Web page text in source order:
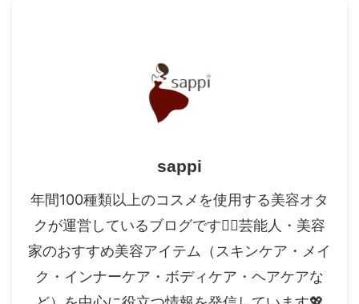
sappi
年間100種類以上のコスメを使用する美容オタ
クが運営しているブログです✍🏻芸能人・美容
家のおすすめ美容アイテム（スキンケア・メイ
ク・インナーケア・ボディケア・ヘアケアな